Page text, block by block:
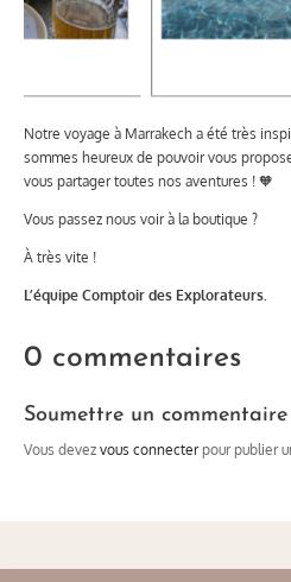
Notre voyage à Marrakech a été très
sommes heureux de pouvoir vous
vous partager toutes nos aventures ! 🧡
Vous passez nous voir à la boutique ?
À très vite !
L’équipe Comptoir des Explorateurs.
0 commentaires
Soumettre un commentaire
Vous devez vous connecterpour publier